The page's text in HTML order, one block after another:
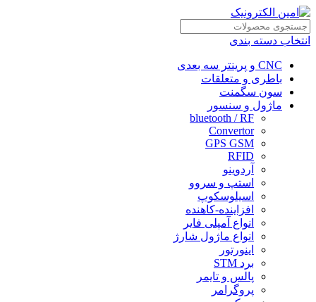
انتخاب دسته بندی
CNC و پرینتر سه بعدی
باطری و متعلقات
سون سگمنت
ماژول و سنسور
bluetooth / RF
Convertor
GPS GSM
RFID
آردوینو
استپ و سروو
اسیلوسکوپ
افزاینده-کاهنده
انواع آمپلی فایر
انواع ماژول شارژ
اینورتور
برد STM
پالس و تایمر
پروگرامر